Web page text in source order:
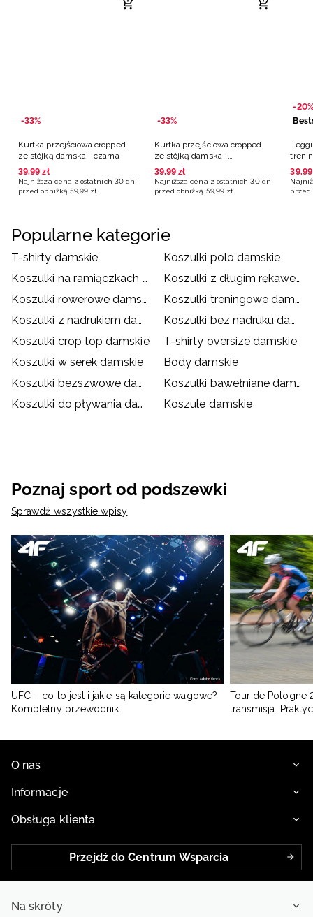
-33%
Kurtka przejściowa cropped
ze stójką damska - czarna
39,99 zł
Najniższa cena z ostatnich 30 dni
przed obniżką 59,99 zł
-33%
Kurtka przejściowa cropped
ze stójką damska -
oliwkowa/khaki
39,99 zł
Najniższa cena z ostatnich 30 dni
przed obniżką 59,99 zł
-20%
39,99
przed
Popularne kategorie
T-shirty damskie
Koszulki polo damskie
Koszulki na ramiączkach damskie
Koszulki z długim rękawem damskie
Koszulki rowerowe damskie
Koszulki treningowe damskie
Koszulki z nadrukiem damskie
Koszulki bez nadruku damskie
Koszulki crop top damskie
T-shirty oversize damskie
Koszulki w serek damskie
Body damskie
Koszulki bezszwowe damskie
Koszulki bawełniane damskie
Koszulki do pływania damskie
Koszule damskie
Poznaj sport od podszewki
Sprawdź wszystkie wpisy
UFC – co to jest i jakie są kategorie wagowe?
Kompletny przewodnik
Tour de Pologne
transmisja.
O nas
Informacje
Obsługa klienta
Przejdź do Centrum Wsparcia
Na skróty